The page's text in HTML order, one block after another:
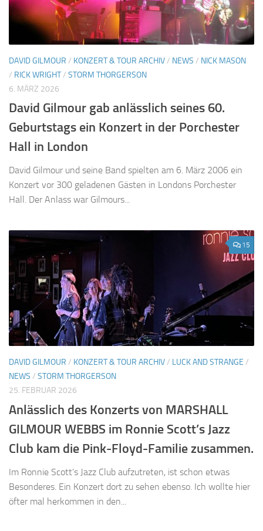
DAVID GILMOUR / KONZERT & TOUR ARCHIV/ NEWS / NICK MASON
/ RICK WRIGHT/ STORM THORGERSON
6. MÄRZ 2026
David Gilmour gab anlässlich seines 60.
Geburtstags ein Konzert in der Porchester
Hall in London
David Gilmour und seine Band spielten am 6. März 2006 ein
Konzert vor 300 geladenen Gästen in Londons Porchester
Hall. Der Anlass war Gilmours...
15
DAVID GILMOUR / KONZERT & TOUR ARCHIV/ LUCK AND STRANGE /
NEWS / STORM THORGERSON
25. FEBRUAR 2026
Anlässlich des Konzerts von MARSHALL
GILMOUR WEBBS im Ronnie Scott’s Jazz
Club kam die Pink-Floyd-Familie zusammen.
Im Ronnie Scott’s Jazz Club aufzutreten, ist schon etwas
Besonderes. Ein Konzert dort zu sehen ebenso. Ich wollte hier
öfter mal herkommen in den...